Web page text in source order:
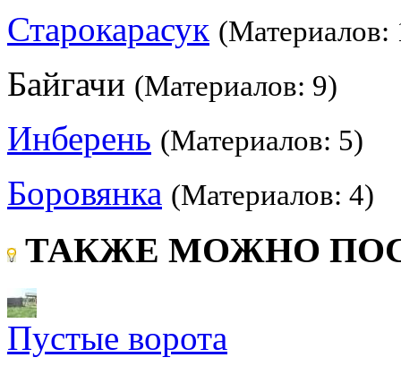
Старокарасук (Материалов:
Байгачи (Материалов: 9)
Инберень (Материалов: 5)
Боровянка (Материалов: 4)
ТАКЖЕ МОЖНО
Пустые ворота